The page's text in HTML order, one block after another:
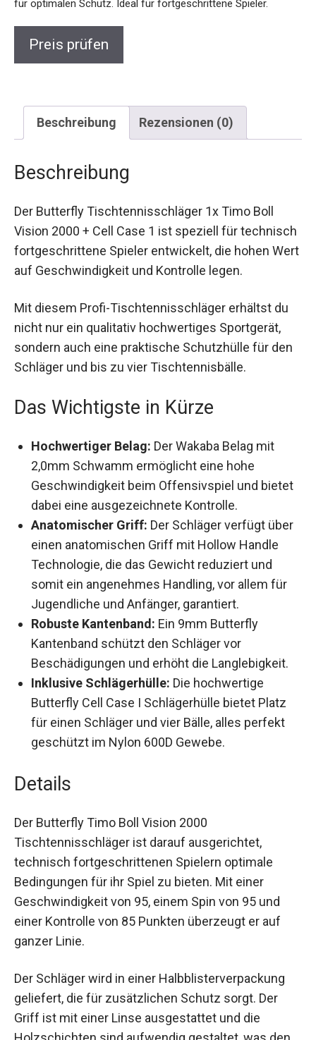
fortgeschrittene Spieler.
Preis prüfen
Beschreibung Rezensionen (0)
Beschreibung
Der Butterfly Tischtennisschläger 1x Timo Boll
Vision 2000 + Cell Case 1 ist speziell für
technisch fortgeschrittene Spieler entwickelt, die
hohen Wert auf Geschwindigkeit und Kontrolle
Mit diesem Profi-Tischtennisschläger erhältst du
nicht nur ein qualitativ hochwertiges Sportgerät,
sondern auch eine praktische Schutzhülle für
Hochwertiger Belag:Der Wakaba Belag mit
2,0mm Schwamm ermöglicht eine hohe
Geschwindigkeit beim Offensivspiel und
bietet dabei eine ausgezeichnete Kontrolle.
Anatomischer Griff: Der Schläger verfügt
über einen anatomischen Griff mit Hollow
Handle Technologie, die das Gewicht reduziert
und somit ein angenehmes Handling, vor
allem für Jugendliche und Anfänger, garantiert.
Robuste Kantenband:Ein 9mm Butterfly
Kantenband schützt den Schläger vor
Beschädigungen und erhöht die Langlebigkeit.
Inklusive Schlägerhülle:Die hochwertige
Butterfly Cell Case I Schlägerhülle bietet Platz
für einen Schläger und vier Bälle, alles perfekt
Der Butterfly Timo Boll Vision 2000
Tischtennisschläger ist darauf ausgerichtet,
technisch fortgeschrittenen Spielern optimale
Bedingungen für ihr Spiel zu bieten. Mit einer
Geschwindigkeit von 95, einem Spin von 95 und
einer Kontrolle von 85 Punkten überzeugt er auf
Der Schläger wird in einer Halbblisterverpackung
geliefert, die für zusätzlichen Schutz sorgt. Der